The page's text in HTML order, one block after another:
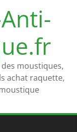
moustiques,
achat raquette,